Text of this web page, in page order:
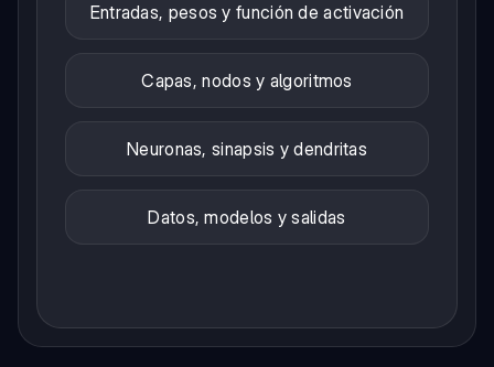
Entradas, pesos y función de activación
Capas, nodos y algoritmos
Neuronas, sinapsis y dendritas
Datos, modelos y salidas